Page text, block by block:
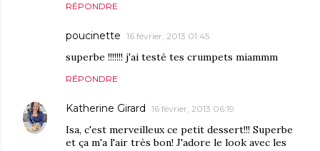
RÉPONDRE
poucinette 16 février, 2013 01:45
superbe !!!!!!! j'ai testé tes crumpets miammm
RÉPONDRE
Katherine Girard 16 février, 2013 06:19
Isa, c'est merveilleux ce petit dessert!!! Superbe
et ça m'a l'air très bon! J'adore le look avec les